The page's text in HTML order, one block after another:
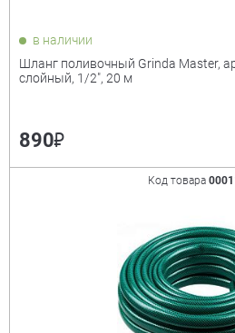
Показать только
Derzhi
Пеноплекс
в наличии
Шланг поливочный Grinda Master,
слойный, 1/2", 20 м
890₽
Код товара